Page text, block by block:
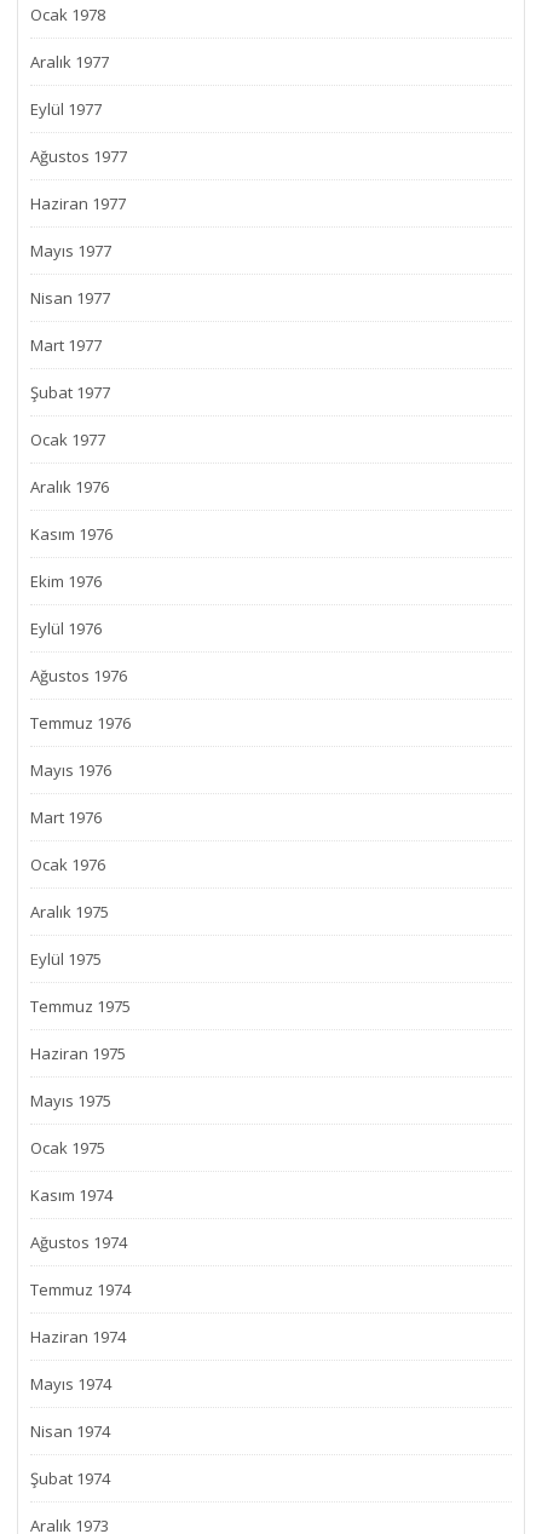
Ocak 1978
Aralık 1977
Eylül 1977
Ağustos 1977
Haziran 1977
Mayıs 1977
Nisan 1977
Mart 1977
Şubat 1977
Ocak 1977
Aralık 1976
Kasım 1976
Ekim 1976
Eylül 1976
Ağustos 1976
Temmuz 1976
Mayıs 1976
Mart 1976
Ocak 1976
Aralık 1975
Eylül 1975
Temmuz 1975
Haziran 1975
Mayıs 1975
Ocak 1975
Kasım 1974
Ağustos 1974
Temmuz 1974
Haziran 1974
Mayıs 1974
Nisan 1974
Şubat 1974
Aralık 1973